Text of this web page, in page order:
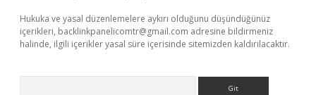
Hukuka ve yasal düzenlemelere aykırı olduğunu düşündüğünüz
içerikleri, backlinkpanelicomtr@gmail.com adresine bildirmeniz
halinde, ilgili içerikler yasal süre içerisinde sitemizden kaldırılacaktır.